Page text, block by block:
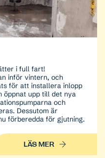
i full fart!
inför vintern, och
för att installera inlopp
öppnat upp till det nya
och
Dessutom är
förberedda för gjutning.
LÄS MER